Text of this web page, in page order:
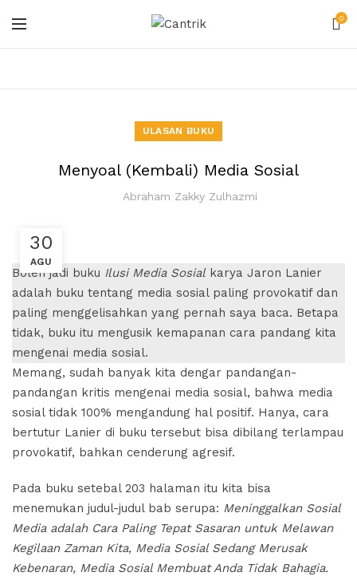
0
ULASAN BUKU
Menyoal (Kembali) Media Sosial
Abraham Zakky Zulhazmi
30
AGU
Boleh jadi buku Ilusi Media Sosialkarya Jaron Lanier
adalah buku tentang media sosial paling provokatif dan
paling menggelisahkan yang pernah saya baca. Betapa
tidak, buku itu mengusik kemapanan cara pandang kita
mengenai media sosial.
Memang, sudah banyak kita dengar pandangan-
pandangan kritis mengenai media sosial, bahwa media
sosial tidak 100% mengandung hal positif. Hanya, cara
bertutur Lanier di buku tersebut bisa dibilang terlampau
provokatif, bahkan cenderung agresif.
Pada buku setebal 203 halaman itu kita bisa
menemukan judul-judul bab serupa: Meninggalkan Sosial
Media adalah Cara Paling Tepat Sasaran untuk Melawan
Kegilaan Zaman Kita, Media Sosial Sedang Merusak
Kebenaran, Media Sosial Membuat Anda Tidak Bahagia.
Sejarah
untuk
Kaum
Muda
5, 2021